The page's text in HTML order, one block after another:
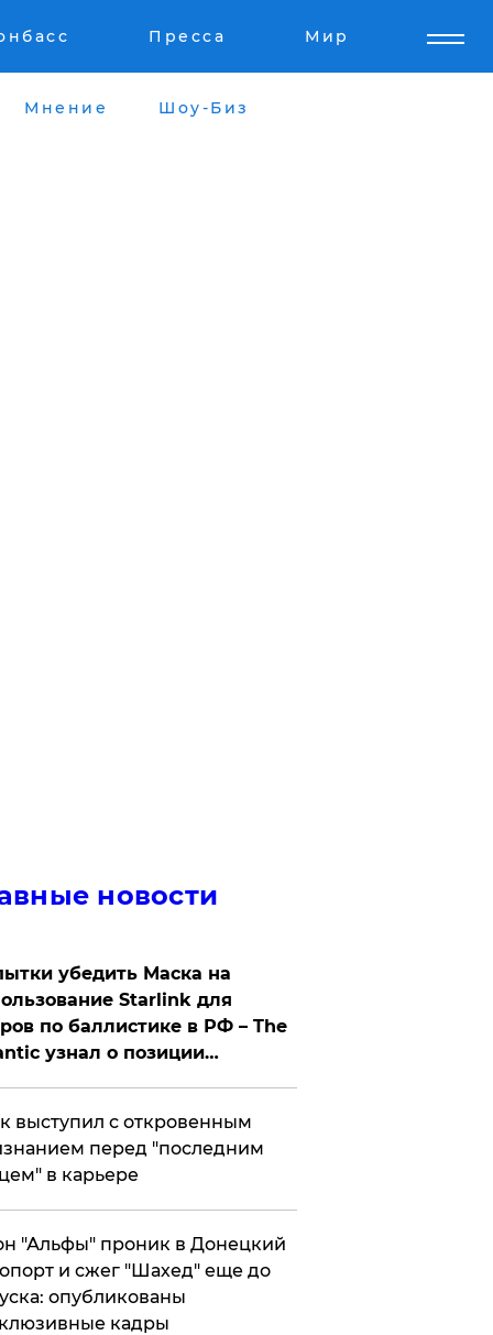
Пресса Мир
Мнение Шоу-Биз
новости
убедить Маска на
Starlink для
по баллистике в РФ – The
узнал о позиции
выступил с откровенным
перед "последним
в карьере
"Альфы" проник в Донецкий
и сжег "Шахед" еще до
опубликованы
кадры